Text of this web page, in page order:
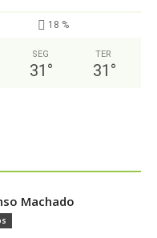
18 %
SEG
31 °
TER
31 °
Machado